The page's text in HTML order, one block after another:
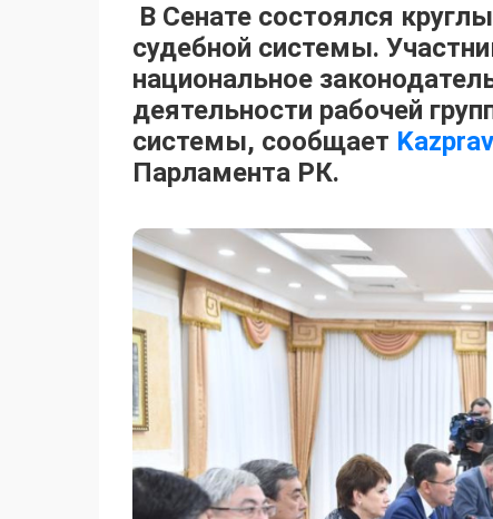
В Сенате состоялся
судебной системы.
национальное
деятельности рабочей
системы, сообщает
Парламента РК.